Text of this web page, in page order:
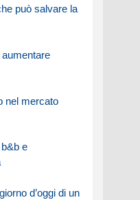
può salvare la
aumentare
nel mercato
e
d’oggi di un